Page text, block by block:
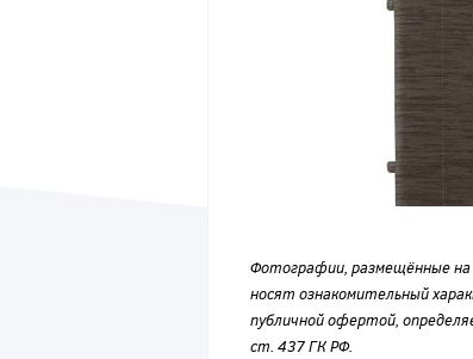
Фотографии, размещённые на
носят ознакомительный
публичной офертой,
ст. 437 ГК РФ.